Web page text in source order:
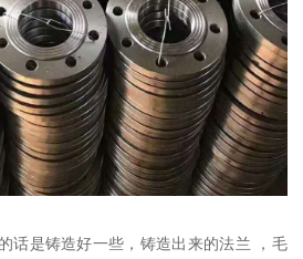
话是铸造好一些，铸造出来的法兰 ，毛